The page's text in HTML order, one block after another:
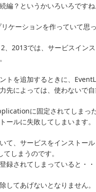
編？というかいろいろですね
ケーションを作っていて思
2013では、サービスイン
トを追加するときに、
先によっては、使わないで
に固定されてしま
ールに失敗してしまいます。
て、サービスをインストー
しまうのです。
録されてしまっていると・・
してあげないとなりません。